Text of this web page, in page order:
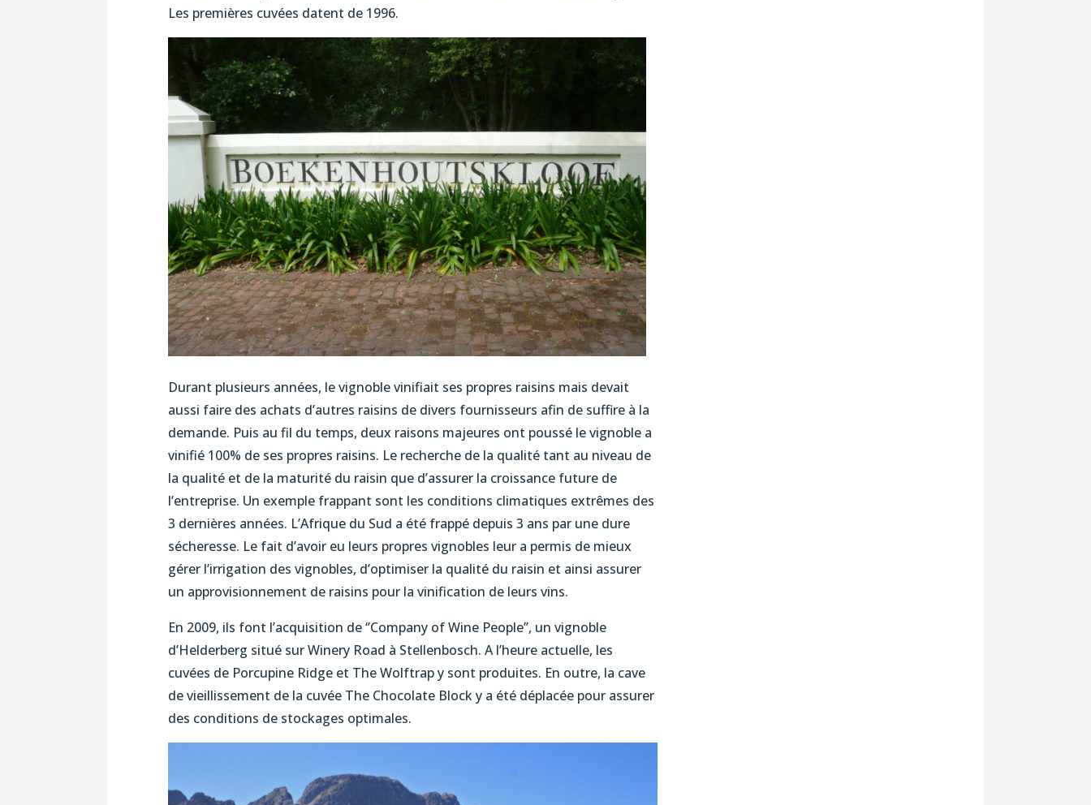
Les premières cuvées datent de 1996.
Durant plusieurs années, le vignoble vinifiait ses propres raisins mais devait
aussi faire des achats d’autres raisins de divers fournisseurs afin de suffire à la
demande. Puis au fil du temps, deux raisons majeures ont poussé le vignoble a
vinifié 100% de ses propres raisins. Le recherche de la qualité tant au niveau de
la qualité et de la maturité du raisin que d’assurer la croissance future de
l’entreprise. Un exemple frappant sont les conditions climatiques extrêmes des
3 dernières années. L’Afrique du Sud a été frappé depuis 3 ans par une dure
sécheresse. Le fait d’avoir eu leurs propres vignobles leur a permis de mieux
gérer l’irrigation des vignobles, d’optimiser la qualité du raisin et ainsi assurer
un approvisionnement de raisins pour la vinification de leurs vins.
En 2009, ils font l’acquisition de ‘’Company of Wine People’’, un vignoble
d’Helderberg situé sur Winery Road à Stellenbosch. A l’heure actuelle, les
cuvées de Porcupine Ridge et The Wolftrap y sont produites. En outre, la cave
de vieillissement de la cuvée The Chocolate Block y a été déplacée pour assurer
des conditions de stockages optimales.